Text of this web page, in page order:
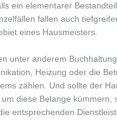
ein elementarer
fallen auch
eines Hausmeisters.
unter anderem Buchhaltung,
Heizung oder die
zählen. Und sollte der
um diese Belange kümmern,
entsprechenden